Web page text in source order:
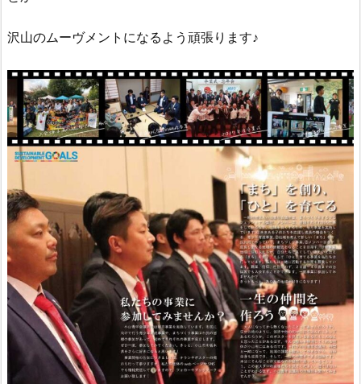
沢山のムーヴメントになるよう頑張ります♪